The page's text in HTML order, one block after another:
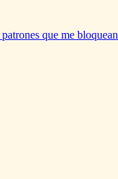
patrones que me bloquean